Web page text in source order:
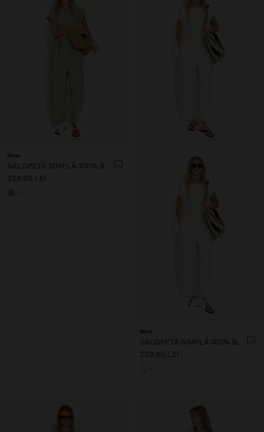
+
New
SALOPETĂ SIMPLĂ 100% BUMBAC
229.90 LEI
+
New
SALOPETĂ SIMPLĂ 100% BUMBAC
229.90 LEI